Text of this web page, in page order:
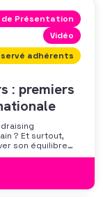
Présentation
Vidéo
adhérents
: premiers
? Et surtout,
son équilibre
pour découvrir